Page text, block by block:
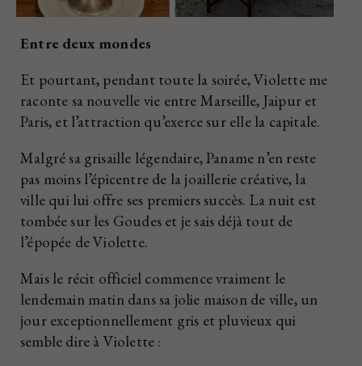
Entre deux mondes
Et pourtant, pendant toute la soirée, Violette me
raconte sa nouvelle vie entre Marseille, Jaipur et
Paris, et l’attraction qu’exerce sur elle la capitale.
Malgré sa grisaille légendaire, Paname n’en reste
pas moins l’épicentre de la joaillerie créative, la
ville qui lui offre ses premiers succès. La nuit est
tombée sur les Goudes et je sais déjà tout de
l’épopée de Violette.
Mais le récit officiel commence vraiment le
lendemain matin dans sa jolie maison de ville, un
jour exceptionnellement gris et pluvieux qui
semble dire à Violette :